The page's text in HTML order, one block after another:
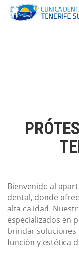
Bienvenido al
dental, donde
alta calidad.
especializados en
brindar soluciones
función y estética